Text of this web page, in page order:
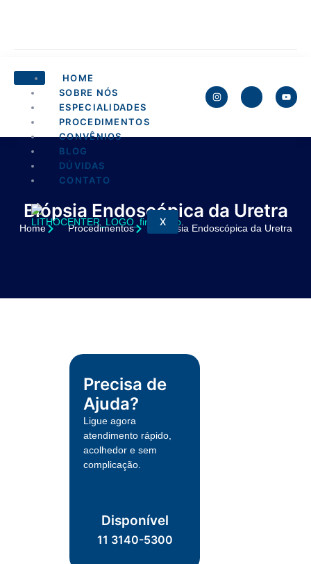
HOME
SOBRE NÓS
ESPECIALIDADES
PROCEDIMENTOS
CONVÊNIOS
BLOG
DÚVIDAS
CONTATO
X
Biópsia Endoscópica da Uretra
Home Procedimentos Biópsia Endoscópica da Uretra
Precisa de
Ajuda?
Ligue agora
atendimento rápido,
acolhedor e sem
complicação.
Disponível
11 3140-5300